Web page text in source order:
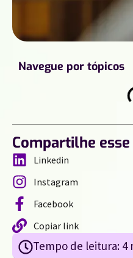
Navegue por tópicos
Compartilhe
Linkedin
Instagram
Facebook
Copiar link